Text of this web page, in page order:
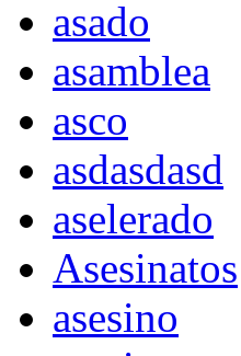
asado
asamblea
asco
asdasdasd
aselerado
Asesinatos
asesino